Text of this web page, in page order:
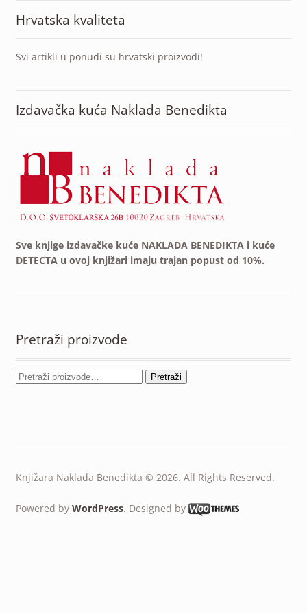
Hrvatska kvaliteta
Svi artikli u ponudi su hrvatski proizvodi!
Izdavačka kuća Naklada Benedikta
Sve knjige izdavačke kuće NAKLADA BENEDIKTA i kuće
DETECTA u ovoj knjižari imaju trajan popust od 10%.
Pretraži proizvode
Pretraži
Knjižara Naklada Benedikta © 2026. All Rights Reserved.
Powered by WordPress. Designed by